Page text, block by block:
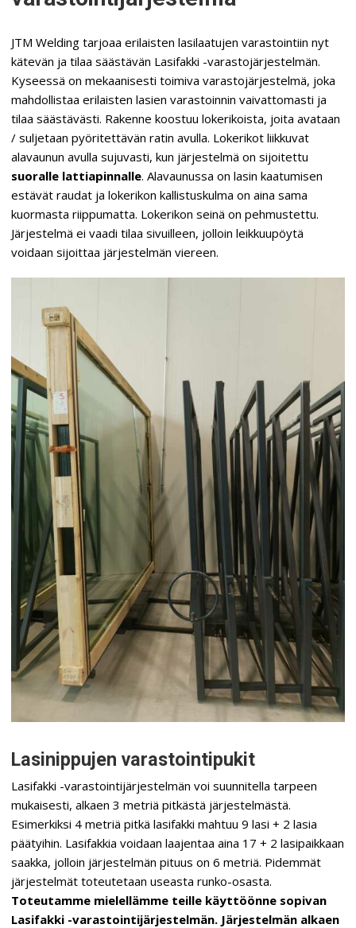
JTM Welding tarjoaa erilaisten lasilaatujen varastointiin nyt
kätevän ja tilaa säästävän Lasifakki -varastojärjestelmän.
Kyseessä on mekaanisesti toimiva varastojärjestelmä, joka
mahdollistaa erilaisten lasien varastoinnin vaivattomasti ja
tilaa säästävästi. Rakenne koostuu lokerikoista, joita avataan
/ suljetaan pyöritettävän ratin avulla. Lokerikot liikkuvat
alavaunun avulla sujuvasti, kun järjestelmä on sijoitettu
suoralle lattiapinnalle. Alavaunussa on lasin kaatumisen
estävät raudat ja lokerikon kallistuskulma on aina sama
kuormasta riippumatta. Lokerikon seinä on pehmustettu.
Järjestelmä ei vaadi tilaa sivuilleen, jolloin leikkuupöytä
voidaan sijoittaa järjestelmän viereen.
Lasinippujen varastointipukit
Lasifakki -varastointijärjestelmän voi suunnitella tarpeen
mukaisesti, alkaen 3 metriä pitkästä järjestelmästä.
Esimerkiksi 4 metriä pitkä lasifakki mahtuu 9 lasi + 2 lasia
päätyihin. Lasifakkia voidaan laajentaa aina 17 + 2 lasipaikkaan
saakka, jolloin järjestelmän pituus on 6 metriä. Pidemmät
järjestelmät toteutetaan useasta runko-osasta.
Toteutamme mielellämme teille käyttöönne sopivan
Lasifakki -varastointijärjestelmän. Järjestelmän alkaen